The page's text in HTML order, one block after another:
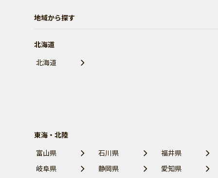
地域から探す
北海道
北海道
東海・北陸
富山県
石川県
福井県
岐阜県
静岡県
愛知県